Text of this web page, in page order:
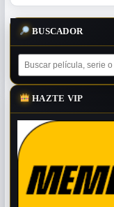
BUSCADOR
HAZTE VIP